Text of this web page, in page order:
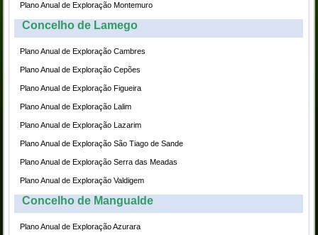
Plano Anual de Exploração Montemuro
Concelho de Lamego
Plano Anual de Exploração Cambres
Plano Anual de Exploração Cepões
Plano Anual de Exploração Figueira
Plano Anual de Exploração Lalim
Plano Anual de Exploração Lazarim
Plano Anual de Exploração São Tiago de Sande
Plano Anual de Exploração Serra das Meadas
Plano Anual de Exploração Valdigem
Concelho de Mangualde
Plano Anual de Exploração Azurara